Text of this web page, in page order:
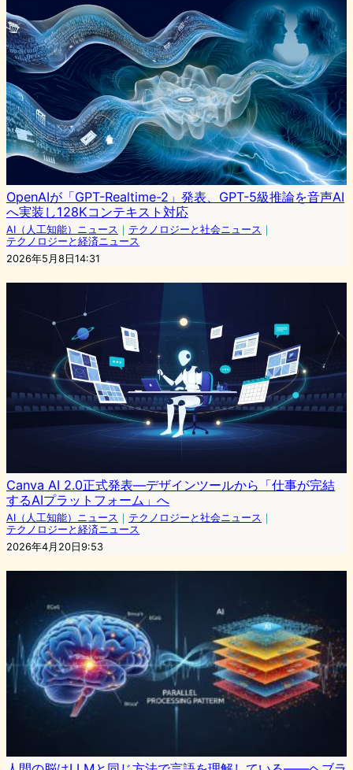
OpenAIが「GPT-Realtime-2」発表、GPT-5級推論を音声AI
へ実装し128Kコンテキスト対応
AI（人工知能）ニュース ｜ テクノロジーと社会ニュース ｜
テクノロジーと経済ニュース
2026年5月8日14:31
Canva AI 2.0正式発表—デザインツールから「仕事が完結
するAIプラットフォーム」へ
AI（人工知能）ニュース ｜ テクノロジーと社会ニュース ｜
テクノロジーと経済ニュース
2026年4月20日9:53